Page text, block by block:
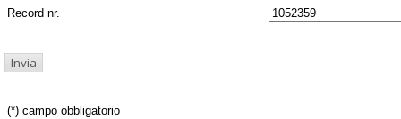
Record nr.
(*) campo obbligatorio